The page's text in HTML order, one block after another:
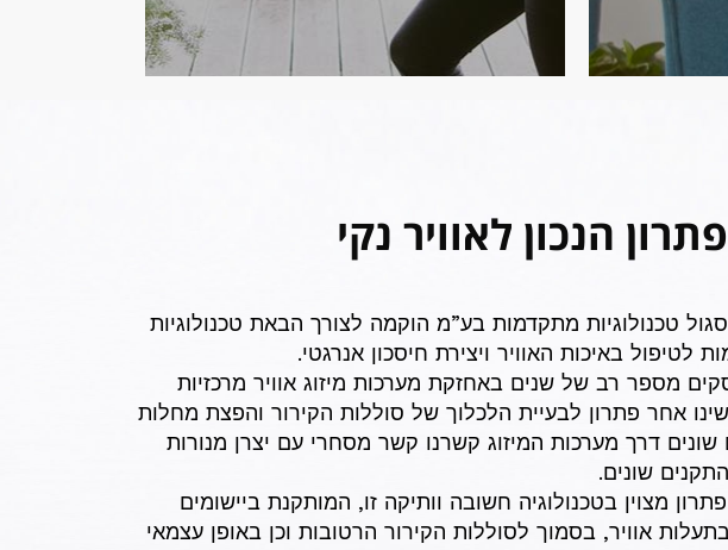
הנכון לאוויר נקי
טכנולוגיות מתקדמות בע”מ הוקמה לצורך הבאת טכנולוגיות
לטיפול באיכות האוויר ויצירת חיסכון אנרגטי.
מספר רב של שנים באחזקת מערכות מיזוג אוויר מרכזיות
אחר פתרון לבעיית הלכלוך של סוללות הקירור והפצת מחלות
שונים דרך מערכות המיזוג קשרנו קשר מסחרי עם יצרן מנורות
מצוין בטכנולוגיה חשובה וותיקה זו, המותקנת ביישומים
אוויר, בסמוך לסוללות הקירור הרטובות וכן באופן עצמאי